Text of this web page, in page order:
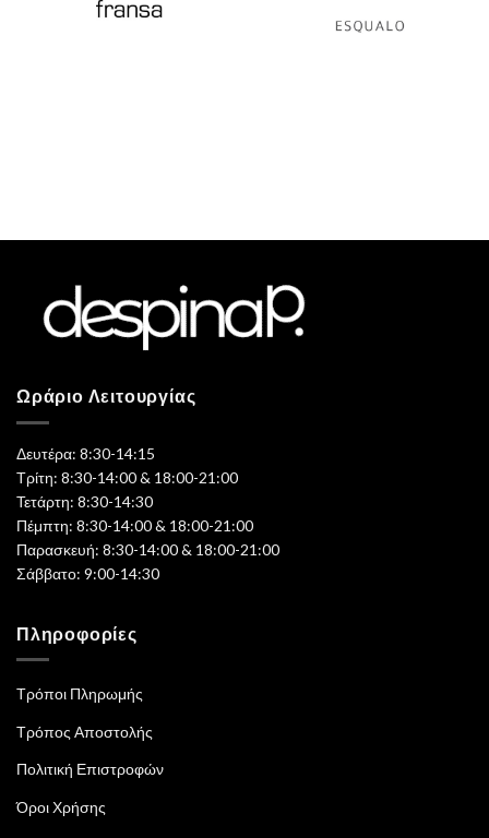
Ωράριο Λειτουργίας
Δευτέρα: 8:30-14:15
Τρίτη: 8:30-14:00 & 18:00-21:00
Τετάρτη: 8:30-14:30
Πέμπτη: 8:30-14:00 & 18:00-21:00
Παρασκευή: 8:30-14:00 & 18:00-21:00
Σάββατο: 9:00-14:30
Πληροφορίες
Τρόποι Πληρωμής
Τρόπος Αποστολής
Πολιτική Επιστροφών
Όροι Χρήσης